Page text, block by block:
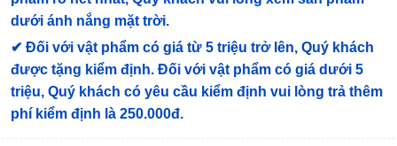
dưới ánh nắng mặt trời.
✔ Đối với vật phẩm có giá từ 5 triệu trở lên, Quý khách
được tặng kiểm định. Đối với vật phẩm có giá dưới 5
triệu, Quý khách có yêu cầu kiểm định vui lòng trả thêm
phí kiểm định là 250.000đ.